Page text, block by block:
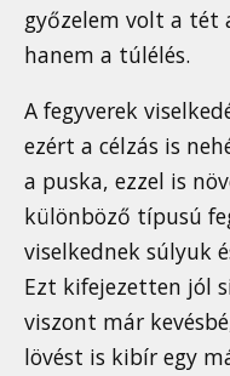
győzelem volt a tét
hanem a túlélés.
A fegyverek
ezért a célzás is
a puska, ezzel is
különböző típusú
viselkednek súlyuk
Ezt kifejezetten jól
viszont már
lövést is kibír egy